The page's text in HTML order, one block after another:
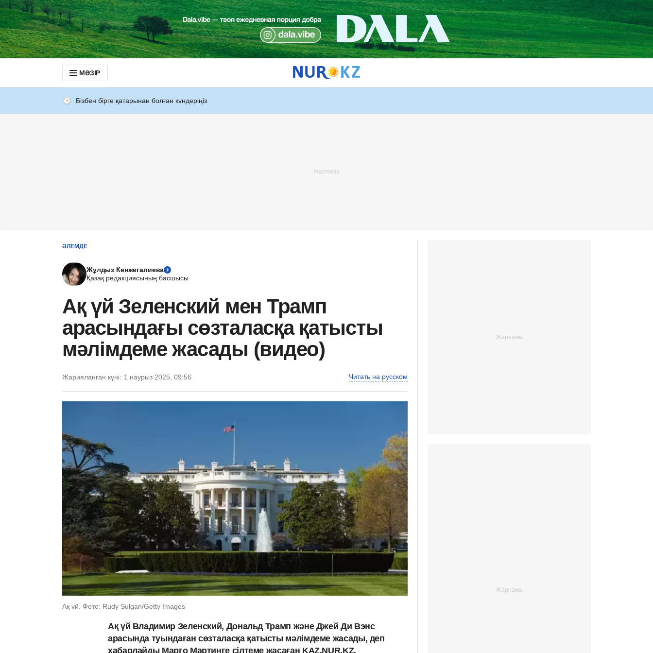
МӘЗІР
Бізбен бірге қатарынан болған күндеріңіз
ӘЛЕМДЕ
Жұлдыз Кенжегалиева
Қазақ редакциясының басшысы
Ақ үй Зеленский мен Трамп
арасындағы сөзталасқа қатысты
мәлімдеме жасады (видео)
Жарияланған күні: 1 наурыз 2025, 09:56 Читать на русском
Ақ үй. Фото: Rudy Sulgan/Getty Images
Ақ үй Владимир Зеленский, Дональд Трамп және Джей Ди Вэнс
арасында туындаған сөзталасқа қатысты мәлімдеме жасады, деп
хабарлайды Марго Мартинге сілтеме жасаған KAZ.NUR.KZ.